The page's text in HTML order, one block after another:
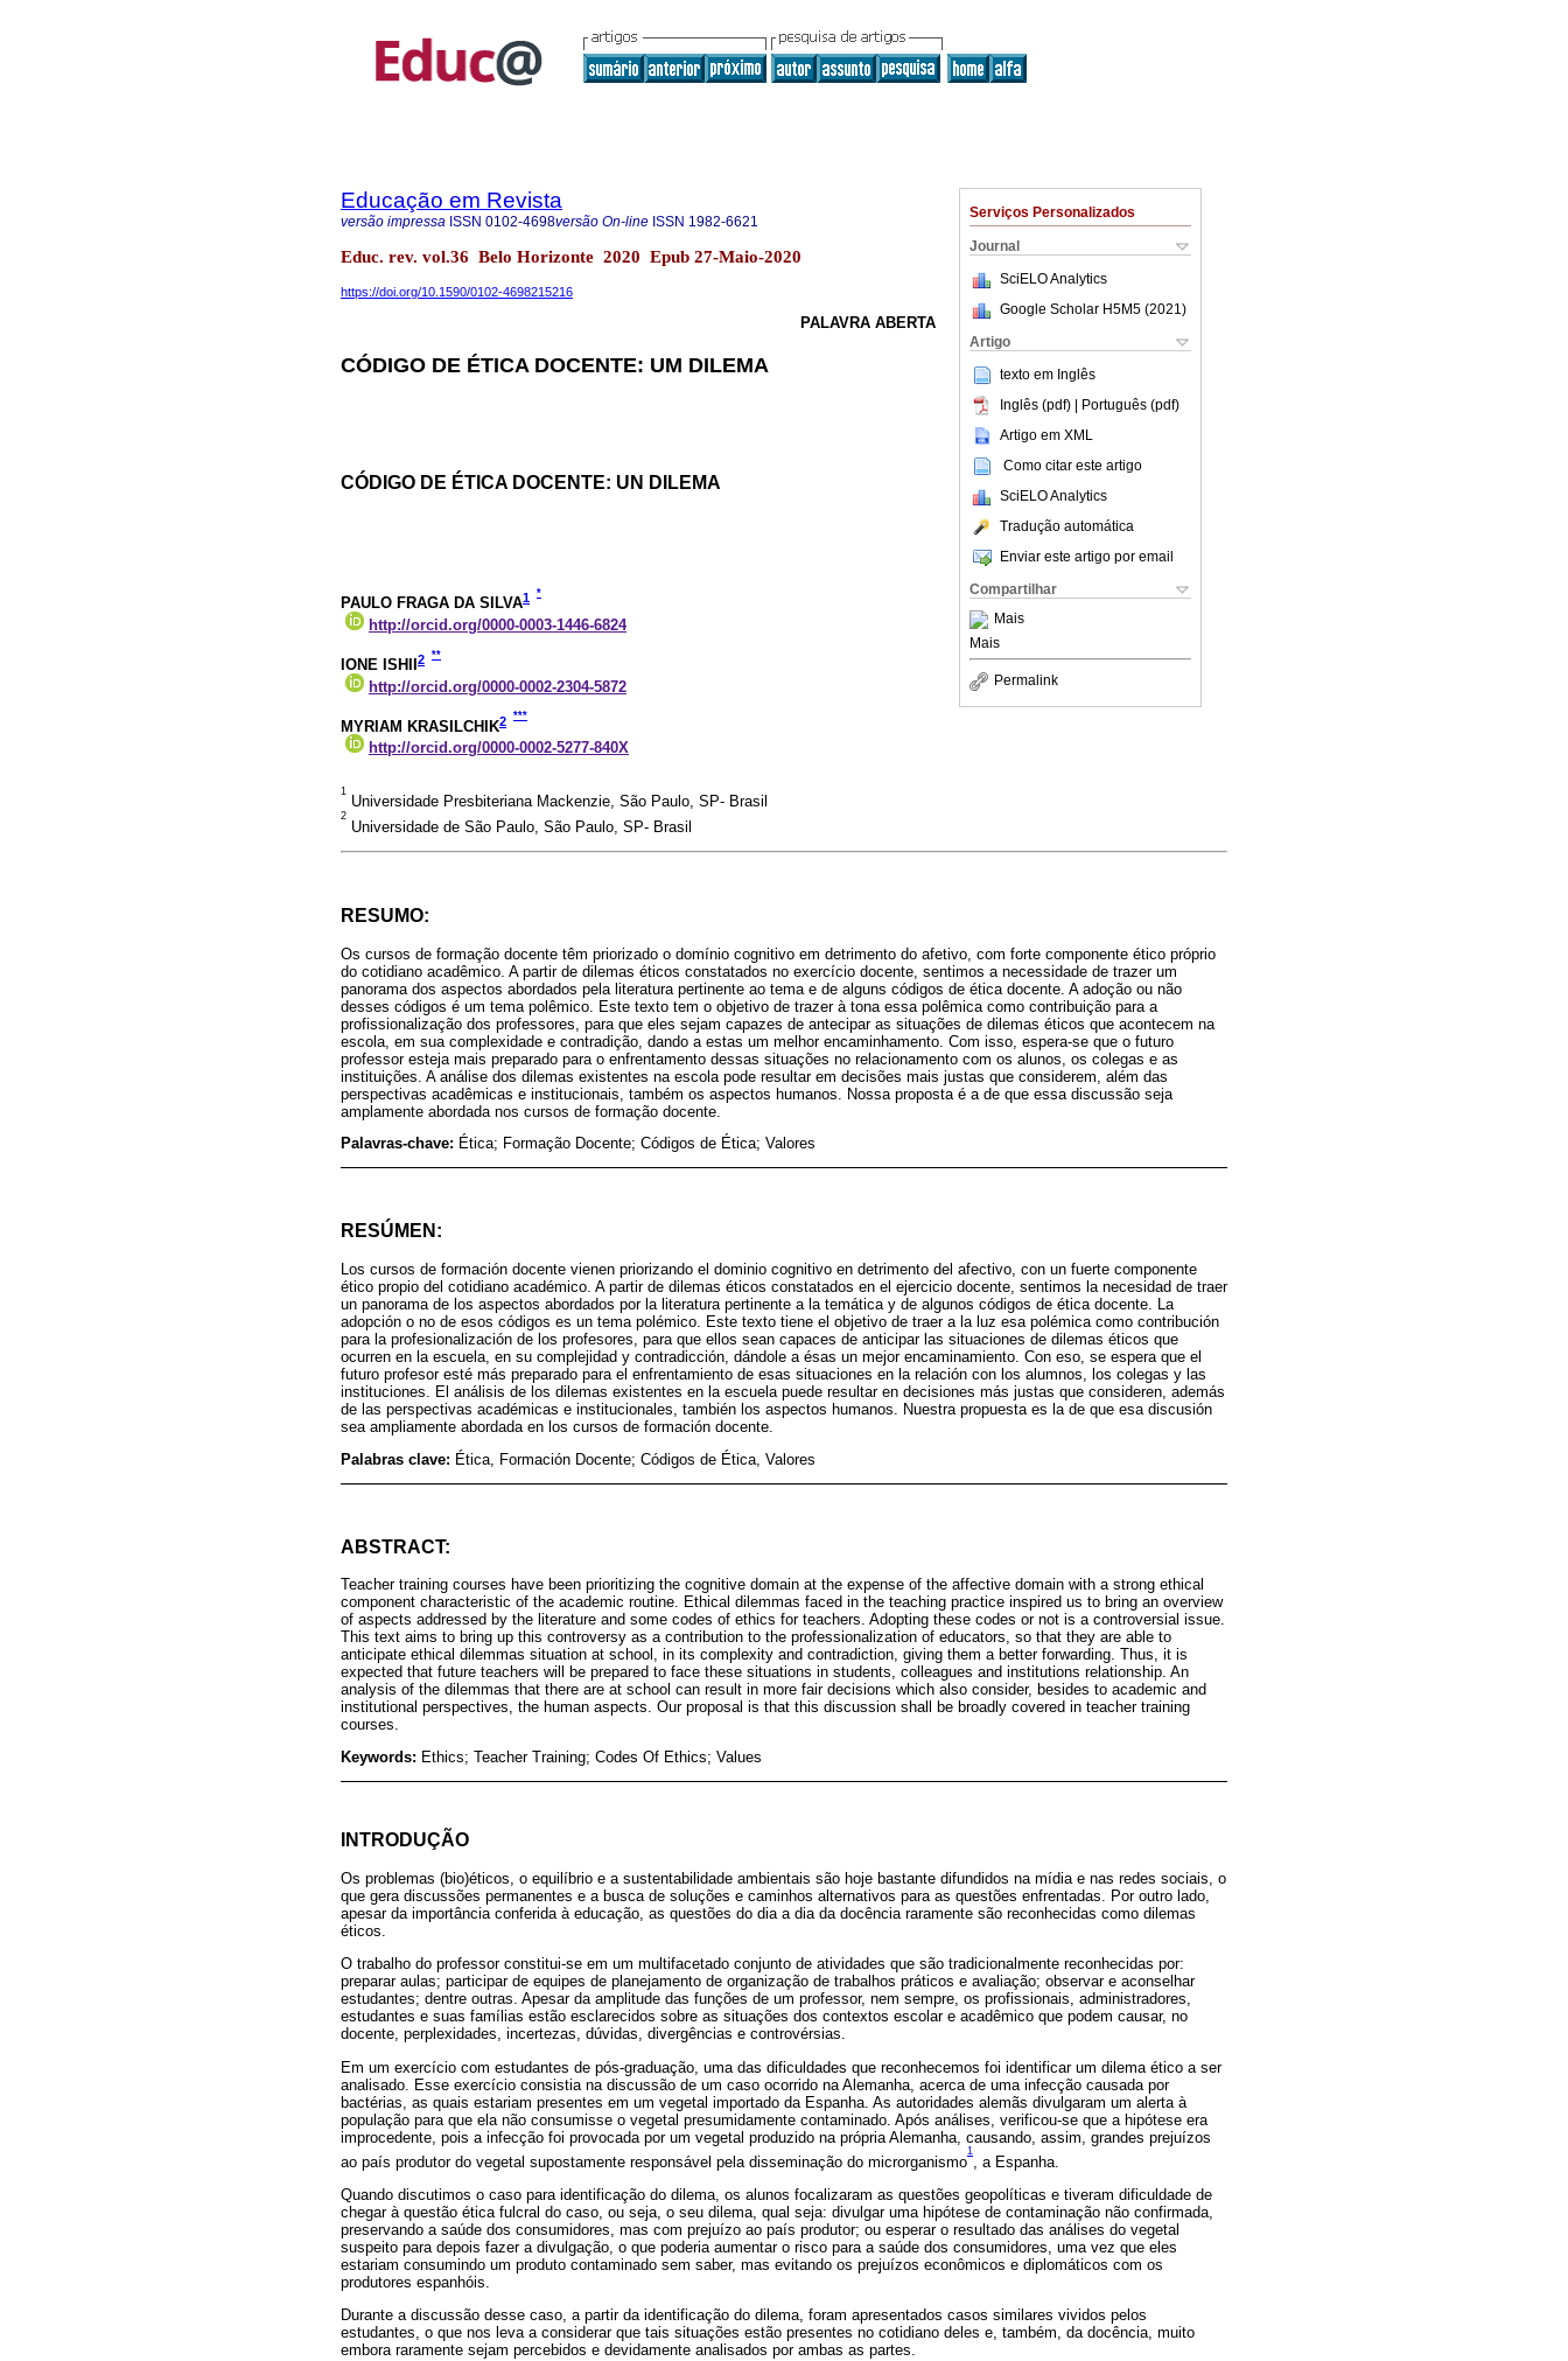
Serviços Personalizados
Journal
SciELO Analytics
Google Scholar H5M5 (2021 )
Artigo
texto em Inglês
Inglês (pdf) | Português (pdf)
Artigo em XML
Como citar este artigo
SciELO Analytics
Tradução automática
Enviar este artigo por email
Compartilhar
Mais
Mais
Permalink
Educação em Revista
versão impressa ISSN 0102-4698versão On-line ISSN 1982-6621
Educ. rev. vol.36 Belo Horizonte 2020 Epub 27-Maio-2020
https://doi.org/10.1590/0102-4698215216
PALAVRA ABERTA
CÓDIGO DE ÉTICA DOCENTE: UM DILEMA
CÓDIGO DE ÉTICA DOCENTE: UN DILEMA
PAULO FRAGA DA SILVA1 *
http://orcid.org/0000-0003-1446-6824
IONE ISHII 2 **
http://orcid.org/0000-0002-2304-5872
MYRIAM KRASILCHIK2 ***
http://orcid.org/0000-0002-5277-840X
1
Universidade Presbiteriana Mackenzie, São Paulo, SP- Brasil
2
Universidade de São Paulo, São Paulo, SP- Brasil
RESUMO:
Os cursos de formação docente têm priorizado o domínio cognitivo em detrimento do afetivo, com forte componente ético próprio
do cotidiano acadêmico. A partir de dilemas éticos constatados no exercício docente, sentimos a necessidade de trazer um
panorama dos aspectos abordados pela literatura pertinente ao tema e de alguns códigos de ética docente. A adoção ou não
desses códigos é um tema polêmico. Este texto tem o objetivo de trazer à tona essa polêmica como contribuição para a
profissionalização dos professores, para que eles sejam capazes de antecipar as situações de dilemas éticos que acontecem na
escola, em sua complexidade e contradição, dando a estas um melhor encaminhamento. Com isso, espera-se que o futuro
professor esteja mais preparado para o enfrentamento dessas situações no relacionamento com os alunos, os colegas e as
instituições. A análise dos dilemas existentes na escola pode resultar em decisões mais justas que considerem, além das
perspectivas acadêmicas e institucionais, também os aspectos humanos. Nossa proposta é a de que essa discussão seja
amplamente abordada nos cursos de formação docente.
Palavras-chave: Ética; Formação Docente; Códigos de Ética; Valores
RESÚMEN:
Los cursos de formación docente vienen priorizando el dominio cognitivo en detrimento del afectivo, con un fuerte componente
ético propio del cotidiano académico. A partir de dilemas éticos constatados en el ejercicio docente, sentimos la necesidad de traer
un panorama de los aspectos abordados por la literatura pertinente a la temática y de algunos códigos de ética docente. La
adopción o no de esos códigos es un tema polémico. Este texto tiene el objetivo de traer a la luz esa polémica como contribución
para la profesionalización de los profesores, para que ellos sean capaces de anticipar las situaciones de dilemas éticos que
ocurren en la escuela, en su complejidad y contradicción, dándole a ésas un mejor encaminamiento. Con eso, se espera que el
futuro profesor esté más preparado para el enfrentamiento de esas situaciones en la relación con los alumnos, los colegas y las
instituciones. El análisis de los dilemas existentes en la escuela puede resultar en decisiones más justas que consideren, además
de las perspectivas académicas e institucionales, también los aspectos humanos. Nuestra propuesta es la de que esa discusión
sea ampliamente abordada en los cursos de formación docente.
Palabras clave: Ética, Formación Docente; Códigos de Ética, Valores
ABSTRACT:
Teacher training courses have been prioritizing the cognitive domain at the expense of the affective domain with a strong ethical
component characteristic of the academic routine. Ethical dilemmas faced in the teaching practice inspired us to bring an overview
of aspects addressed by the literature and some codes of ethics for teachers. Adopting these codes or not is a controversial issue.
This text aims to bring up this controversy as a contribution to the professionalization of educators, so that they are able to
anticipate ethical dilemmas situation at school, in its complexity and contradiction, giving them a better forwarding. Thus, it is
expected that future teachers will be prepared to face these situations in students, colleagues and institutions relationship. An
analysis of the dilemmas that there are at school can result in more fair decisions which also consider, besides to academic and
institutional perspectives, the human aspects. Our proposal is that this discussion shall be broadly covered in teacher training
courses.
Keywords: Ethics; Teacher Training; Codes Of Ethics; Values
INTRODUÇÃO
Os problemas (bio)éticos, o equilíbrio e a sustentabilidade ambientais são hoje bastante difundidos na mídia e nas redes sociais, o
que gera discussões permanentes e a busca de soluções e caminhos alternativos para as questões enfrentadas. Por outro lado,
apesar da importância conferida à educação, as questões do dia a dia da docência raramente são reconhecidas como dilemas
éticos.
O trabalho do professor constitui-se em um multifacetado conjunto de atividades que são tradicionalmente reconhecidas por:
preparar aulas; participar de equipes de planejamento de organização de trabalhos práticos e avaliação; observar e aconselhar
estudantes; dentre outras. Apesar da amplitude das funções de um professor, nem sempre, os profissionais, administradores,
estudantes e suas famílias estão esclarecidos sobre as situações dos contextos escolar e acadêmico que podem causar, no
docente, perplexidades, incertezas, dúvidas, divergências e controvérsias.
Em um exercício com estudantes de pós-graduação, uma das dificuldades que reconhecemos foi identificar um dilema ético a ser
analisado. Esse exercício consistia na discussão de um caso ocorrido na Alemanha, acerca de uma infecção causada por
bactérias, as quais estariam presentes em um vegetal importado da Espanha. As autoridades alemãs divulgaram um alerta à
população para que ela não consumisse o vegetal presumidamente contaminado. Após análises, verificou-se que a hipótese era
improcedente, pois a infecção foi provocada por um vegetal produzido na própria Alemanha, causando, assim, grandes prejuízos
ao país produtor do vegetal supostamente responsável pela disseminação do microrganismo
1
, a Espanha.
Quando discutimos o caso para identificação do dilema, os alunos focalizaram as questões geopolíticas e tiveram dificuldade de
chegar à questão ética fulcral do caso, ou seja, o seu dilema, qual seja: divulgar uma hipótese de contaminação não confirmada,
preservando a saúde dos consumidores, mas com prejuízo ao país produtor; ou esperar o resultado das análises do vegetal
suspeito para depois fazer a divulgação, o que poderia aumentar o risco para a saúde dos consumidores, uma vez que eles
estariam consumindo um produto contaminado sem saber, mas evitando os prejuízos econômicos e diplomáticos com os
produtores espanhóis.
Durante a discussão desse caso, a partir da identificação do dilema, foram apresentados casos similares vividos pelos
estudantes, o que nos leva a considerar que tais situações estão presentes no cotidiano deles e, também, da docência, muito
embora raramente sejam percebidos e devidamente analisados por ambas as partes.